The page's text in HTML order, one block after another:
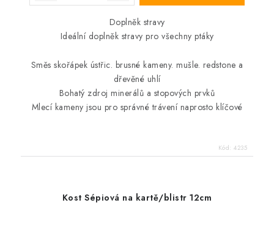
Doplněk stravy
Ideální doplněk stravy pro všechny ptáky
Směs skořápek ústřic. brusné kameny. mušle. redstone a
dřevěné uhlí
Bohatý zdroj minerálů a stopových prvků
Mlecí kameny jsou pro správné trávení naprosto klíčové
Kód: 4235
Kost Sépiová na kartě/blistr 12cm